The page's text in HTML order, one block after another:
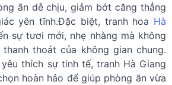
ăn dễ chịu, giảm bớt căng thẳng
yên tĩnh.Đặc biệt, tranh hoa Hà
sự tươi mới, nhẹ nhàng mà không
thoát của không gian chung.
thích sự tinh tế, tranh Hà Giang
hoàn hảo để giúp phòng ăn vừa